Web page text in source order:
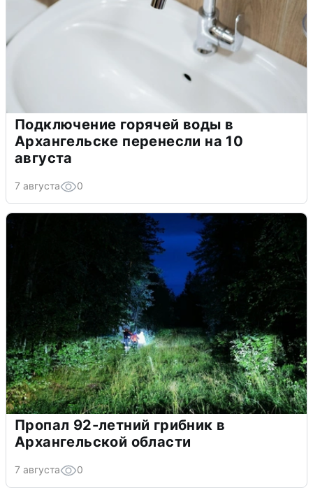
Подключение горячей воды в
Архангельске перенесли на 10
августа
7 августа 0
Пропал 92-летний грибник в
Архангельской области
7 августа 0